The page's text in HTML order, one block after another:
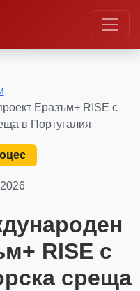
Еразъм+ RISE с
в Португалия
RISE с
среща